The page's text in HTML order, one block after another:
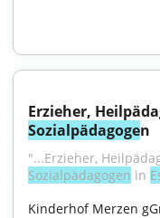
Sozialpädagogen
Sozialpädagogen in
Kinderhof Merzen